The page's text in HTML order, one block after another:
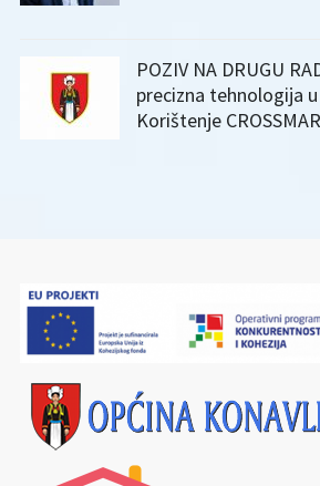
POZIV NA DRUGU
precizna tehnologija
Korištenje